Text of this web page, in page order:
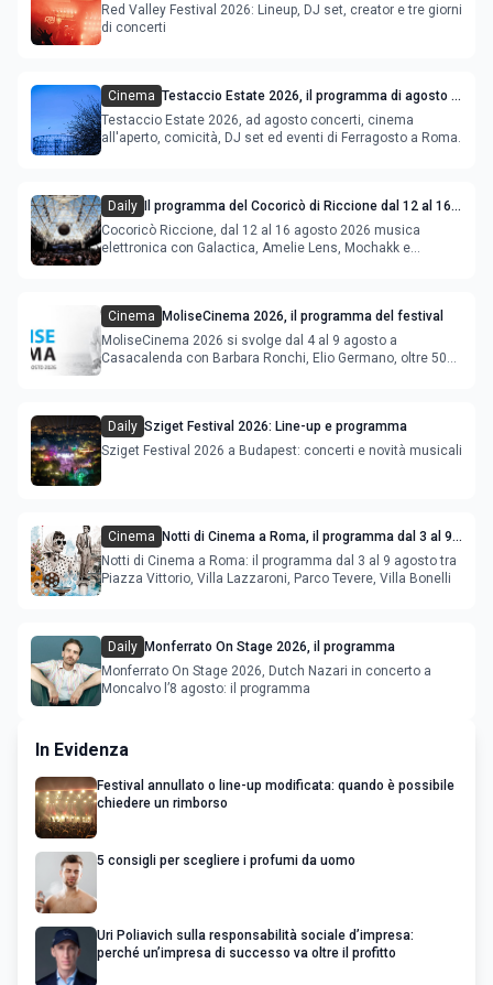
Red Valley Festival 2026: Lineup, DJ set, creator e tre giorni
di concerti
Cinema Testaccio Estate 2026, il programma di agosto e
Ferragosto
Testaccio Estate 2026, ad agosto concerti, cinema
all'aperto, comicità, DJ set ed eventi di Ferragosto a Roma.
Daily
Il programma del Cocoricò di Riccione dal 12 al 16
agosto 2026
Cocoricò Riccione, dal 12 al 16 agosto 2026 musica
elettronica con Galactica, Amelie Lens, Mochakk e
Cinema
MoliseCinema 2026, il programma del festival
MoliseCinema 2026 si svolge dal 4 al 9 agosto a
Casacalenda con Barbara Ronchi, Elio Germano, oltre 50
Daily Sziget Festival 2026: Line-up e programma
Sziget Festival 2026 a Budapest: concerti e novità musicali
Cinema
Notti di Cinema a Roma, il programma dal 3 al 9
agosto
Notti di Cinema a Roma: il programma dal 3 al 9 agosto tra
Piazza Vittorio, Villa Lazzaroni, Parco Tevere, Villa Bonelli
Daily Monferrato On Stage 2026, il programma
Monferrato On Stage 2026, Dutch Nazari in concerto a
Moncalvo l’8 agosto: il programma
In Evidenza
Festival annullato o line-up modificata: quando è possibile
chiedere un rimborso
5 consigli per scegliere i profumi da uomo
Uri Poliavich sulla responsabilità sociale d’impresa:
perché un’impresa di successo va oltre il profitto